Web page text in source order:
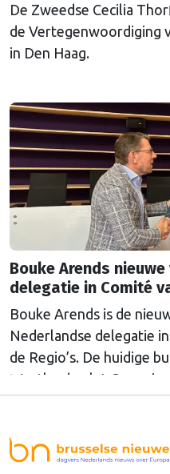
De Zweedse Cecilia
de Vertegenwoordiging
in Den Haag.
Bouke Arends
delegatie in Comité
Bouke Arends is de
Nederlandse delegatie
de Regio’s. De huidige
Westland volgt
Nederlandse regio’s
lobby in Brussel, en dat